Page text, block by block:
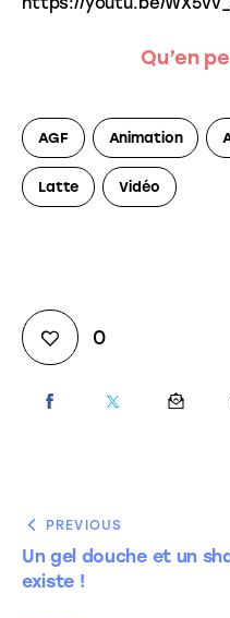
Qu’en
AGF Animation
Latte Vidéo
0
PREVIOUS
Un gel douche et un
existe !